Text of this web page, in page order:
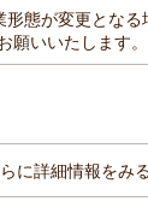
態が変更となる
願いいたします。
に詳細情報をみ